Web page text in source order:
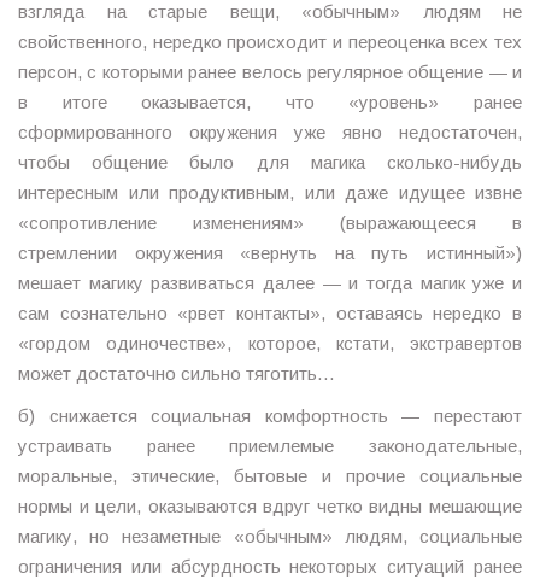
взгляда на старые вещи, «обычным» людям не
свойственного, нередко происходит и переоценка всех тех
персон, с которыми ранее велось регулярное общение — и
в итоге оказывается, что «уровень» ранее
сформированного окружения уже явно недостаточен,
чтобы общение было для магика сколько-нибудь
интересным или продуктивным, или даже идущее извне
«сопротивление изменениям» (выражающееся в
стремлении окружения «вернуть на путь истинный»)
мешает магику развиваться далее — и тогда магик уже и
сам сознательно «рвет контакты», оставаясь нередко в
«гордом одиночестве», которое, кстати, экстравертов
может достаточно сильно тяготить…
б) снижается социальная комфортность — перестают
устраивать ранее приемлемые законодательные,
моральные, этические, бытовые и прочие социальные
нормы и цели, оказываются вдруг четко видны мешающие
магику, но незаметные «обычным» людям, социальные
ограничения или абсурдность некоторых ситуаций ранее